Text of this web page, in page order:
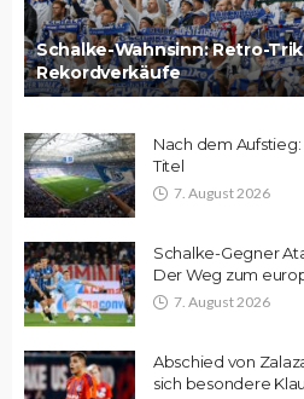
Schalke-Wahnsinn: Retro-
Rekordverkäufe
Nach dem
Titel
7. August 2026
Schalke-Gegner
Der Weg zum
7. August 2026
Abschied von
sich besondere